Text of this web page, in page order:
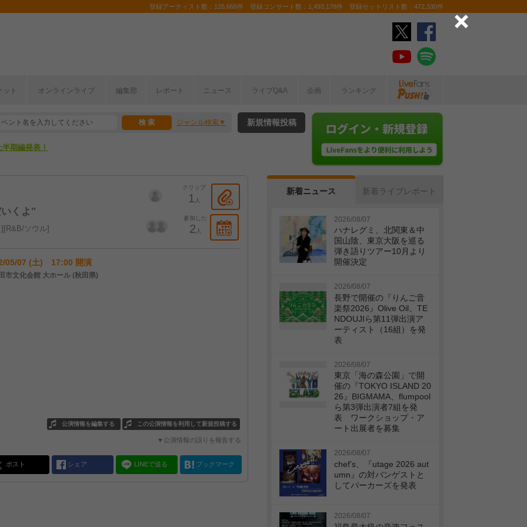
登録アーティスト数：126,666件 登録コンサート数：1,493,178件 登録セットリスト数：472,330件
ット オンラインライブ 編集部 レポート ニュース ライブQ&A 企画 ランキング
ジャンル検索
こから！
期編発表！
新規情報投稿
くよ"
クリップ
1 人
参加した
2 人
R&B/ソウル
05/07 (土) 17:00 開演
市文化会館 大ホール (秋田県)
この公演情報を利用して新規投稿する
公演情報を編集する
▼公演情報の誤りを報告する
ポスト シェア LINEで送る ブックマーク
新着ニュース 新着ライブレポート
2026/08/07
ハナレグミ、北関東＆中
国山陰、東京大阪を巡る
弾き語りツアー10月より
開催決定
2026/08/07
長野で開催の『りんご音
楽祭2026』Olive Oil、TE
NDOUJIら第11弾出演ア
ーティスト（16組）を発
表
2026/08/07
東京「海の森公園」で開
催の『TOKYO ISLAND 20
26』BIGMAMA、flumpool
ら第3弾出演者7組を発
表 ワークショップ・ア
ート出展者を募集
2026/08/07
chef’s、『utage 2026 aut
umn』の対バンゲストと
してパーカーズを発表
2026/08/07